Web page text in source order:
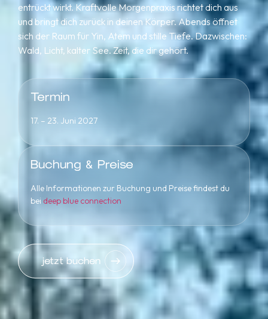
entrückt wirkt. Kraftvolle Morgenpraxis richtet dich aus
und bringt dich zurück in deinen Körper. Abends öffnet
sich der Raum für Yin, Atem und stille Tiefe. Dazwischen:
Wald, Licht, kalter See. Zeit, die dir gehört.
Termin
17. – 23. Juni 2027
Buchung & Preise
Alle Informationen zur Buchung und Preise findest du
bei deep blue connection
jetzt buchen